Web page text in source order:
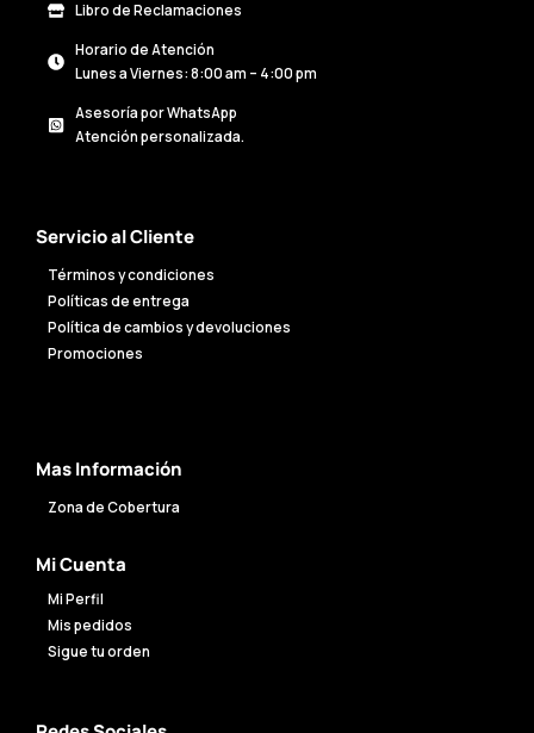
Libro de Reclamaciones
Horario de Atención
Lunes a Viernes: 8:00 am – 4:00 pm
Asesoría por WhatsApp
Atención personalizada.
Servicio al Cliente
Términos y condiciones
Políticas de entrega
Política de cambios y devoluciones
Promociones
Mas Información
Zona de Cobertura
Mi Cuenta
Mi Perfil
Mis pedidos
Sigue tu orden